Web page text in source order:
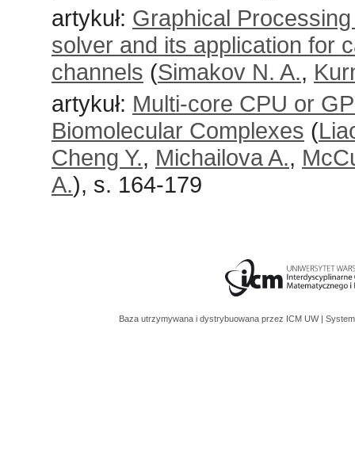
artykuł: Graphical
solver and its application for
channels (Simakov N. A.,
artykuł: Multi-core CPU or
Biomolecular Complexes (
Cheng Y., Michailova A.,
A.), s. 164-179
Baza utrzymywana i dystrybuowana przez ICM UW |